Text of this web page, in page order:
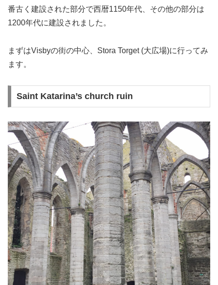
番古く建設された部分で西暦1150年代、その他の部分は
1200年代に建設されました。
まずはVisbyの街の中心、Stora Torget (大広場)に行ってみ
ます。
Saint Katarina’s church ruin